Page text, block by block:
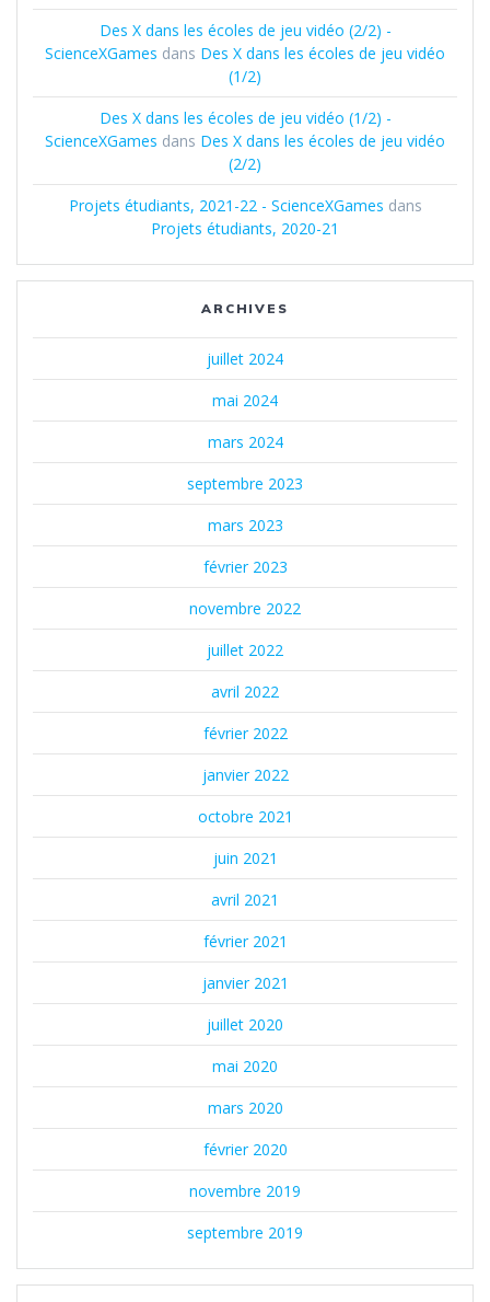
Des X dans les écoles de jeu vidéo (2/2) -
ScienceXGames dans Des X dans les écoles de jeu vidéo
(1/2)
Des X dans les écoles de jeu vidéo (1/2) -
ScienceXGames dans Des X dans les écoles de jeu vidéo
(2/2)
Projets étudiants, 2021-22 - ScienceXGames dans
Projets étudiants, 2020-21
ARCHIVES
juillet 2024
mai 2024
mars 2024
septembre 2023
mars 2023
février 2023
novembre 2022
juillet 2022
avril 2022
février 2022
janvier 2022
octobre 2021
juin 2021
avril 2021
février 2021
janvier 2021
juillet 2020
mai 2020
mars 2020
février 2020
novembre 2019
septembre 2019